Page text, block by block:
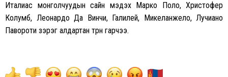
Италиас монголчуудын сайн мэдэх Марко Поло, Христофер
Колумб, Леонардо Да Винчи, Галилей, Микеланжело, Лучиано
Павороти зэрэг алдартан төрөн гарчээ.